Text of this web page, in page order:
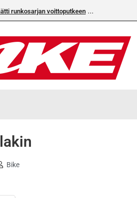
runkosarjan voittoputkeen
Bike